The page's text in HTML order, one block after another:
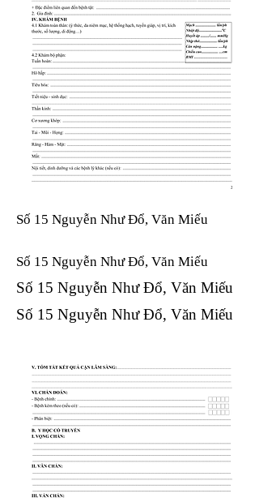
Số 15 Nguyễn Như Đổ, Văn Miếu
Số 15 Nguyễn Như Đổ, Văn Miếu​​​​
Số 15 Nguyễn Như Đổ, Văn Miếu​​​​
Số 15 Nguyễn Như Đổ, Văn Miếu​​​​